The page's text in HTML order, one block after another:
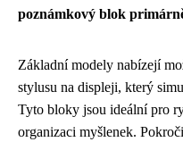
poznámkový blok
Základní modely nabízejí
stylusu na displeji, který
Tyto bloky jsou ideální pro
organizaci myšlenek.